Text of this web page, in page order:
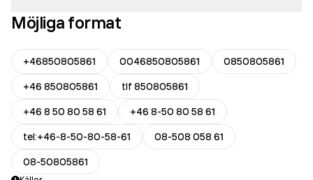
Möjliga format
+46850805861 0046850805861
0850805861
+46 850805861
tlf 850805861
+46 8 50 80 58 61
+46 8-50 80 58 61
tel:+46-8-50-80-58-61
08-508 058 61
08-50805861